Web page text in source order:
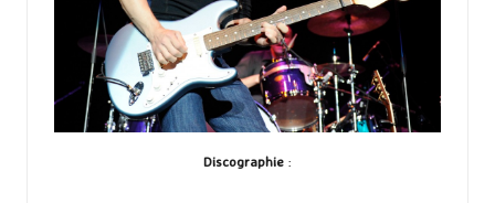
Discographie :